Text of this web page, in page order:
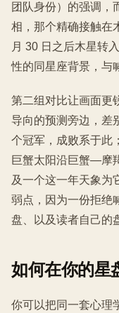
团队身份）的强调，
相，那个精确接触在
月 30 日之后木星转
性的同星座背景，与
第二组对比让画面更
导向的预测旁边，差
个冠军，成败系于
巨蟹太阳沿巨蟹—摩
及一个这一年天象为
弱点，因为一份拒绝
盘、以及读者自己的
如何在你的星
你可以把同一套心理